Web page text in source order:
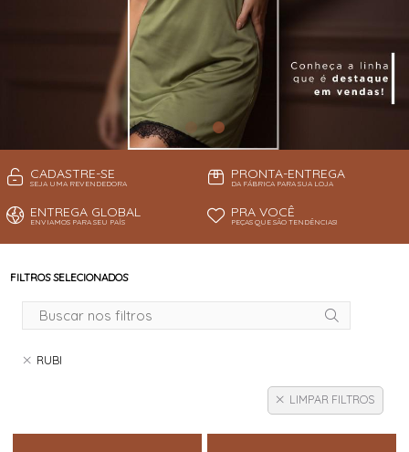
CADASTRE-SE
SEJA UMA REVENDEDORA
PRONTA-ENTREGA
DA FÁBRICA PARA SUA LOJA
ENTREGA GLOBAL
ENVIAMOS PARA SEU PAÍS
PRA VOCÊ
PEÇAS QUE SÃO TENDÊNCIAS!
FILTROS SELECIONADOS
RUBI
LIMPAR FILTROS